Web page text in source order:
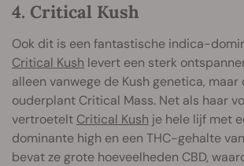
4. Critical Kush
Ook dit is een fantastische indica-
Critical Kush levert een sterk
alleen vanwege de Kush genetica, maar
ouderplant Critical Mass. Net als haar
vertroetelt Critical Kush je hele lijf met
dominante high en een THC-gehalte
bevat ze grote hoeveelheden CBD,